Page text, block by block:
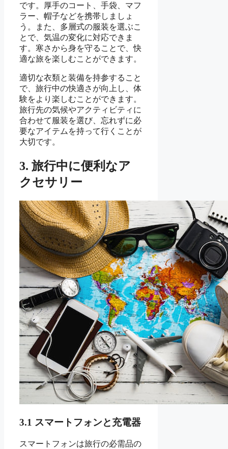
です。厚手のコート、手袋、マフ
ラー、帽子などを携帯しましょ
う。また、多層式の服装を選ぶこ
とで、気温の変化に対応できま
す。寒さから身を守ることで、快
適な旅を楽しむことができます。
適切な衣類と装備を持参すること
で、旅行中の快適さが向上し、体
験をより楽しむことができます。
旅行先の気候やアクティビティに
合わせて服装を選び、忘れずに必
要なアイテムを持って行くことが
大切です。
3. 旅行中に便利なア
クセサリー
3.1 スマートフォンと充電器
スマートフォンは旅行の必需品の